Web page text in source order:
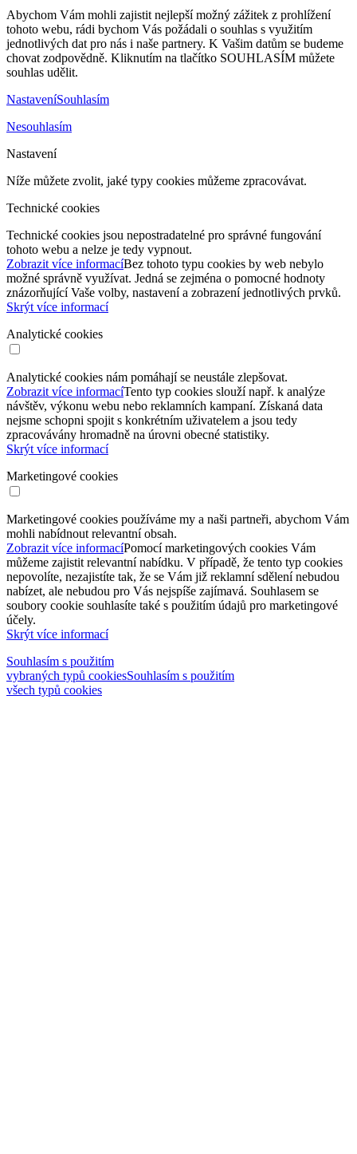
Abychom Vám mohli zajistit nejlepší možný zážitek z prohlížení
tohoto webu, rádi bychom Vás požádali o souhlas s využitím
jednotlivých dat pro nás i naše partnery. K Vašim datům se budeme
chovat zodpovědně. Kliknutím na tlačítko SOUHLASÍM můžete
souhlas udělit.
NastaveníSouhlasím
Nesouhlasím
Nastavení
Níže můžete zvolit, jaké typy cookies můžeme zpracovávat.
Technické cookies
Technické cookies jsou nepostradatelné pro správné fungování
tohoto webu a nelze je tedy vypnout.
Zobrazit více informacíBez tohoto typu cookies by web nebylo
možné správně využívat. Jedná se zejména o pomocné hodnoty
znázorňující Vaše volby, nastavení a zobrazení jednotlivých prvků.
Skrýt více informací
Analytické cookies
Analytické cookies nám pomáhají se neustále zlepšovat.
Zobrazit více informacíTento typ cookies slouží např. k analýze
návštěv, výkonu webu nebo reklamních kampaní. Získaná data
nejsme schopni spojit s konkrétním uživatelem a jsou tedy
zpracovávány hromadně na úrovni obecné statistiky.
Skrýt více informací
Marketingové cookies
Marketingové cookies používáme my a naši partneři, abychom Vám
mohli nabídnout relevantní obsah.
Zobrazit více informacíPomocí marketingových cookies Vám
můžeme zajistit relevantní nabídku. V případě, že tento typ cookies
nepovolíte, nezajistíte tak, že se Vám již reklamní sdělení nebudou
nabízet, ale nebudou pro Vás nejspíše zajímavá. Souhlasem se
soubory cookie souhlasíte také s použitím údajů pro marketingové
účely.
Skrýt více informací
Souhlasím s použitím
vybraných typů cookiesSouhlasím s použitím
všech typů cookies